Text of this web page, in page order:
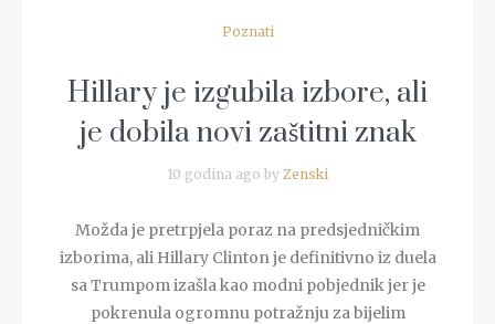
Poznati
Hillary je izgubila izbore, ali
je dobila novi zaštitni znak
10 godina ago by Zenski
Možda je pretrpjela poraz na predsjedničkim
izborima, ali Hillary Clinton je definitivno iz duela
sa Trumpom izašla kao modni pobjednik jer je
pokrenula ogromnu potražnju za bijelim